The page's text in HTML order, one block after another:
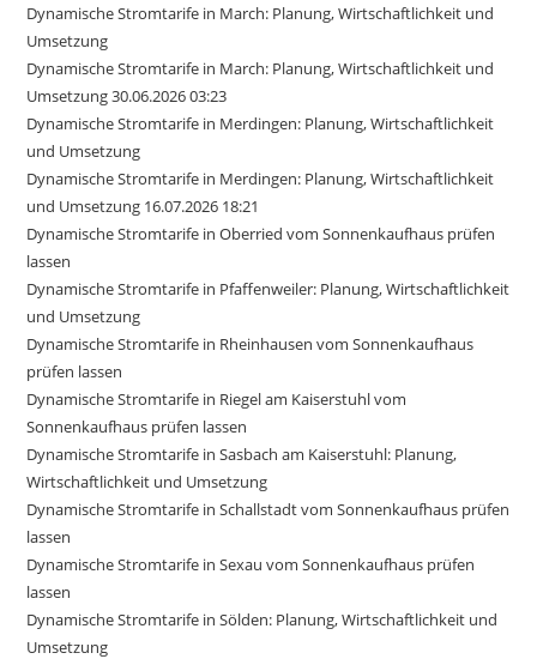
Dynamische Stromtarife in March: Planung, Wirtschaftlichkeit und
Umsetzung
Dynamische Stromtarife in March: Planung, Wirtschaftlichkeit und
Umsetzung 30.06.2026 03:23
Dynamische Stromtarife in Merdingen: Planung, Wirtschaftlichkeit
und Umsetzung
Dynamische Stromtarife in Merdingen: Planung, Wirtschaftlichkeit
und Umsetzung 16.07.2026 18:21
Dynamische Stromtarife in Oberried vom Sonnenkaufhaus prüfen
lassen
Dynamische Stromtarife in Pfaffenweiler: Planung, Wirtschaftlichkeit
und Umsetzung
Dynamische Stromtarife in Rheinhausen vom Sonnenkaufhaus
prüfen lassen
Dynamische Stromtarife in Riegel am Kaiserstuhl vom
Sonnenkaufhaus prüfen lassen
Dynamische Stromtarife in Sasbach am Kaiserstuhl: Planung,
Wirtschaftlichkeit und Umsetzung
Dynamische Stromtarife in Schallstadt vom Sonnenkaufhaus prüfen
lassen
Dynamische Stromtarife in Sexau vom Sonnenkaufhaus prüfen
lassen
Dynamische Stromtarife in Sölden: Planung, Wirtschaftlichkeit und
Umsetzung